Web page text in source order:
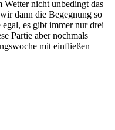
Wetter nicht unbedingt das
dann die Begegnung so
es gibt immer nur drei
Partie aber nochmals
mit einfließen